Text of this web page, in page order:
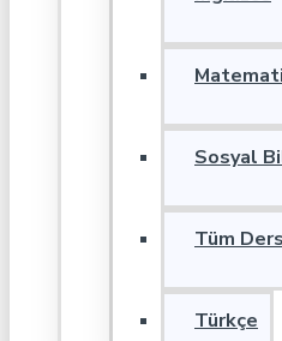
Sosyal
Tüm
Türkçe